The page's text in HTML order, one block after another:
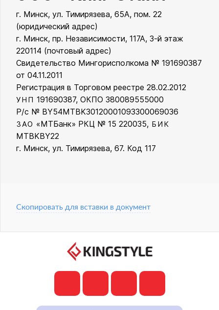
ООО «Кинг Стайл»
г. Минск, ул. Тимирязева, 65А, пом. 22
(юридический адрес)
г. Минск, пр. Независимости, 117А, 3-й этаж
220114 (почтовый адрес)
Свидетельство Мингорисполкома № 191690387
от 04.11.2011
Регистрация в Торговом реестре 28.02.2012
УНП 191690387, ОКПО 380089555000
Р/с № BY54MTBK30120001093300069036
ЗАО «МТБанк» РКЦ № 15 220035, БИК
MTBKBY22
г. Минск, ул. Тимирязева, 67. Код 117
Скопировать для вставки в документ